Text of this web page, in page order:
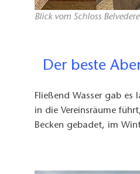
Blick vom Schloss
Der beste
Fließend Wasser gab
in die Vereinsräume
Becken gebadet, im